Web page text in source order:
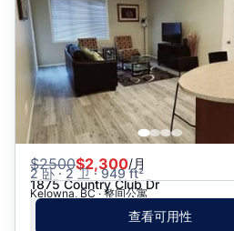
$2500$2,300/月
2 卧 · 2 卫 · 949 ft²
1875 Country Club Dr
Kelowna, BC · 整间公寓
查看可用性